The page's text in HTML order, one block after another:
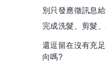
別只發應徵訊息
完成洗髮、剪髮
還逗留在沒有充
向嗎?